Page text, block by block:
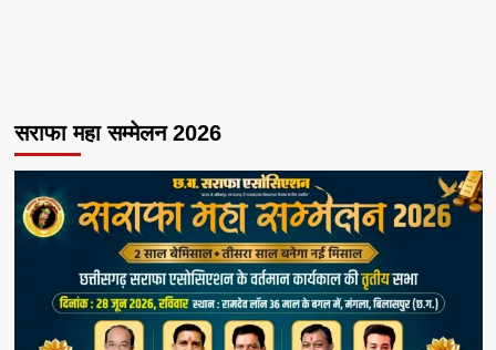
सराफा महा सम्मेलन 2026